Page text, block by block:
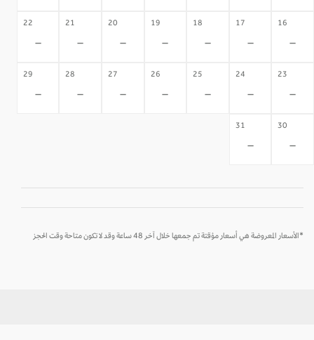
16
-
17
-
18
-
19
-
20
-
21
-
22
-
23
-
24
-
25
-
26
-
27
-
28
-
29
-
30
-
31
-
*الأسعار المعروضة هي أسعار مؤقتة تم جمعها خلال آخر 48 ساعة وقد لا تكون متاحة وقت الحجز